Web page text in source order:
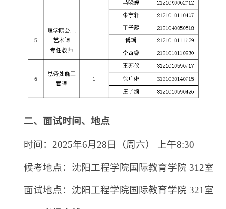
二、面试时间、地点
时间：2025年6月28日（周六） 上午8:30
候考地点：沈阳工程学院国际教育学院 312室
面试地点：沈阳工程学院国际教育学院 321室